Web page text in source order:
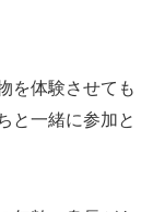
を体験させても
と一緒に参加と